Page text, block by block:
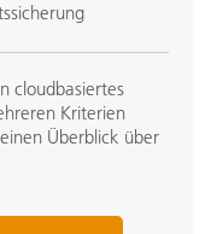
cloudbasiertes
Kriterien
Überblick über